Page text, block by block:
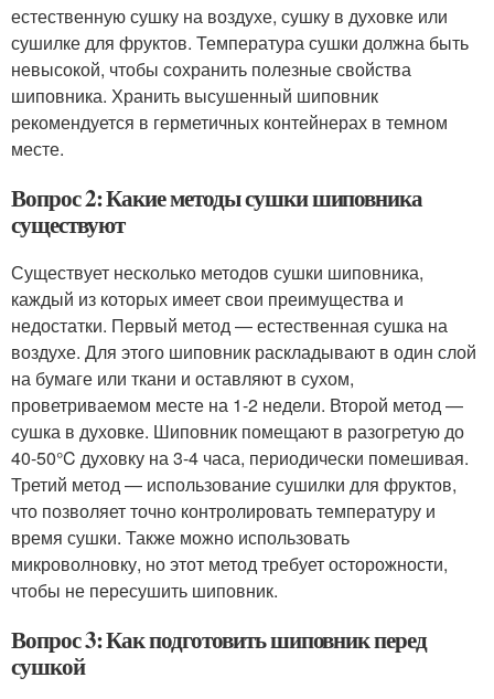
естественную сушку на воздухе, сушку в духовке или
сушилке для фруктов. Температура сушки должна быть
невысокой, чтобы сохранить полезные свойства
шиповника. Хранить высушенный шиповник
рекомендуется в герметичных контейнерах в темном
месте.
Вопрос 2: Какие методы сушки шиповника
существуют
Существует несколько методов сушки шиповника,
каждый из которых имеет свои преимущества и
недостатки. Первый метод — естественная сушка на
воздухе. Для этого шиповник раскладывают в один слой
на бумаге или ткани и оставляют в сухом,
проветриваемом месте на 1-2 недели. Второй метод —
сушка в духовке. Шиповник помещают в разогретую до
40-50°C духовку на 3-4 часа, периодически помешивая.
Третий метод — использование сушилки для фруктов,
что позволяет точно контролировать температуру и
время сушки. Также можно использовать
микроволновку, но этот метод требует осторожности,
чтобы не пересушить шиповник.
Вопрос 3: Как подготовить шиповник перед
сушкой